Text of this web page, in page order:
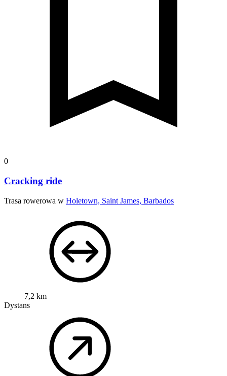
0
Cracking ride
Trasa rowerowa w Holetown, Saint James, Barbados
7,2 km
Dystans